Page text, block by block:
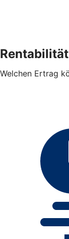
Rentabilität
Welchen Ertrag